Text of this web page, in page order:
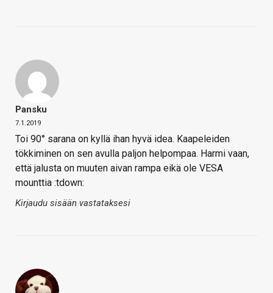
Pansku
7.1.2019
Toi 90° sarana on kyllä ihan hyvä idea. Kaapeleiden
tökkiminen on sen avulla paljon helpompaa. Harmi vaan,
että jalusta on muuten aivan rampa eikä ole VESA
mounttia :tdown:
Kirjaudu sisään vastataksesi